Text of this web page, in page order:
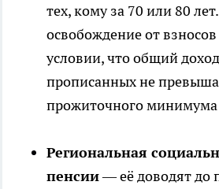
тех, кому за 70 или 80
освобождение от
условии, что общий
прописанных не
прожиточного минимума
Региональная
пенсии— её доводят до